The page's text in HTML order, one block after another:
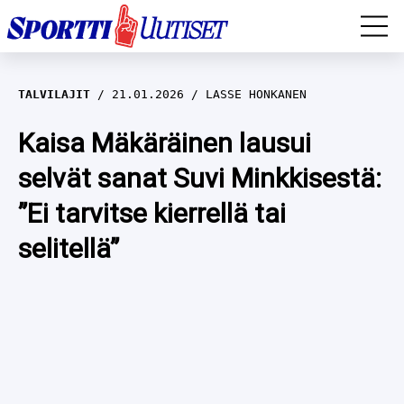
EM-YLEISURHEILU
JÄÄKIEKKO
YLEISURHEILU
WILMA HELTELÄ
TALVILAJIT
TALVILAJIT 21.01.2026 LASSE HONKANEN
Kaisa Mäkäräinen lausui
selvät sanat Suvi Minkkisestä:
”Ei tarvitse kierrellä tai
selitellä”